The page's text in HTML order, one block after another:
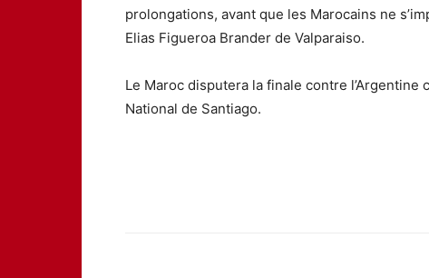
prolongations, avant que les Marocains ne
Elias Figueroa Brander de Valparaiso.
Le Maroc disputera la finale contre
National de Santiago.